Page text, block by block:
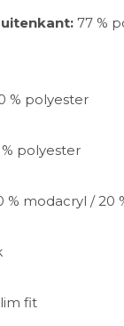
77 %
% polyester
% polyester
% modacryl / 20
fit